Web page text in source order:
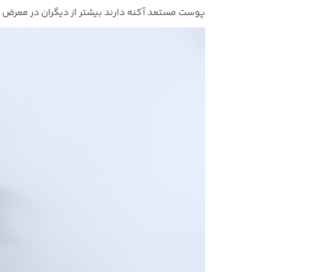
پوست مستعد آکنه دارند بیشتر از دیگران در